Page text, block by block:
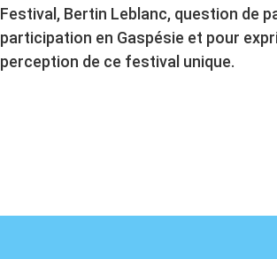
Festival, Bertin Leblanc, question de
participation en Gaspésie et pour
perception de ce festival unique.